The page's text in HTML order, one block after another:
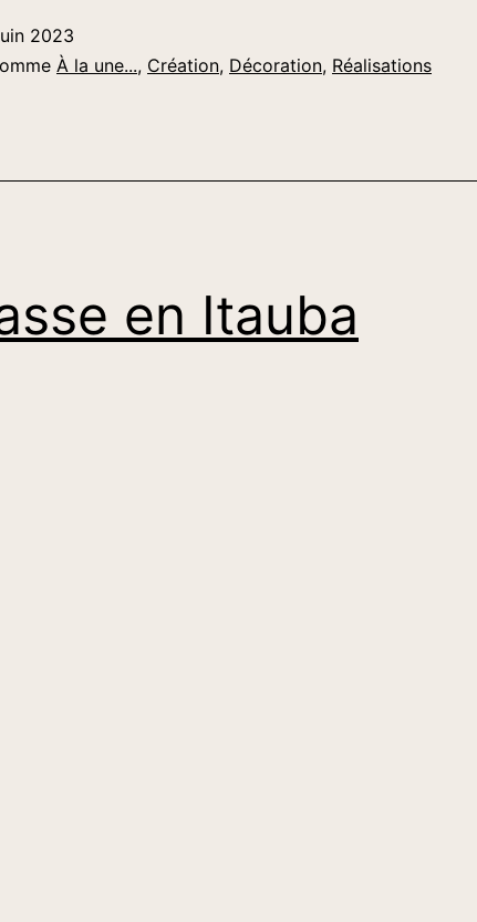
2023
À la une..., Création, Décoration, Réalisations
en Itauba